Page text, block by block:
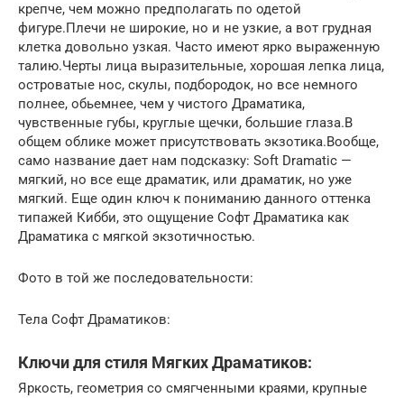
крепче, чем можно предполагать по одетой
фигуре.Плечи не широкие, но и не узкие, а вот грудная
клетка довольно узкая. Часто имеют ярко выраженную
талию.Черты лица выразительные, хорошая лепка лица,
островатые нос, скулы, подбородок, но все немного
полнее, обьемнее, чем у чистого Драматика,
чувственные губы, круглые щечки, большие глаза.В
общем облике может присутствовать экзотика.Вообще,
само название дает нам подсказку: Soft Dramatic —
мягкий, но все еще драматик, или драматик, но уже
мягкий. Еще один ключ к пониманию данного оттенка
типажей Кибби, это ощущение Софт Драматика как
Драматика с мягкой экзотичностью.
Фото в той же последовательности:
Тела Софт Драматиков:
Ключи для стиля Мягких Драматиков:
Яркость, геометрия со смягченными краями, крупные